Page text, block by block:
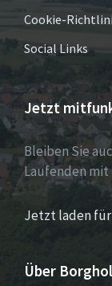
Cookie-
Social Links
Jetzt
Bleiben Sie
Laufenden mit
Jetzt laden für
Über